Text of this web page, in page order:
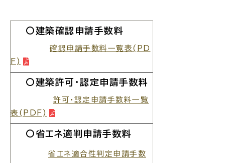
新着情報一覧
ふるさと納税
場面から探す
〇建築確認申請手数料
確認申請手数料一覧表(PD
F)
〇建築許可・認定申請手数料
許可・認定申請手数料一覧
表(PDF)
〇省エネ適判申請手数料
省エネ適合性判定申請手数